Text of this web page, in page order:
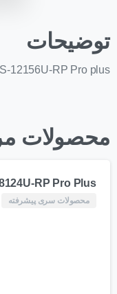
توضیحات
12156U-RP Pro plus
محصولات
RP Pro Plus
محصولات سری پیشرفته